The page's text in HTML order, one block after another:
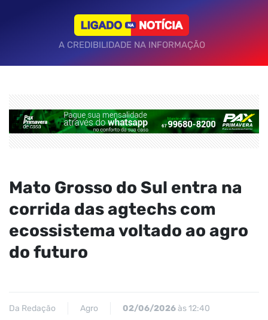
A CREDIBILIDADE NA INFORMAÇÃO
Mato Grosso do Sul entra na
corrida das agtechs com
ecossistema voltado ao agro
do futuro
Da Redação Agro 02/06/2026às 12:40